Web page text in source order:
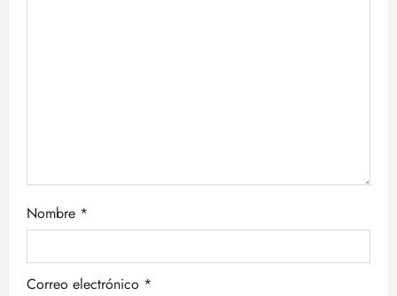
a
d
a
Nombre *
Correo electrónico *